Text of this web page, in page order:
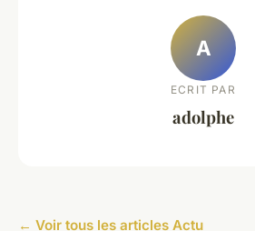
A
ECRIT PAR
adolphe
← Voir tous les articles Actu